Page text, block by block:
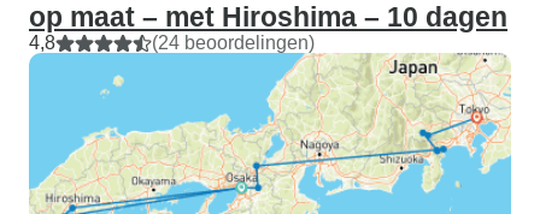
op maat – met Hiroshima – 10 dagen
4,8 (24 beoordelingen)